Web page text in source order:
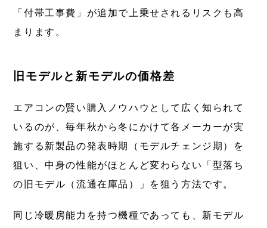
「付帯工事費」が追加で上乗せされるリスクも高
まります。
旧モデルと新モデルの価格差
エアコンの賢い購入ノウハウとして広く知られて
いるのが、毎年秋から冬にかけて各メーカーが実
施する新製品の発表時期（モデルチェンジ期）を
狙い、中身の性能がほとんど変わらない「型落ち
の旧モデル（流通在庫品）」を狙う方法です。
同じ冷暖房能力を持つ機種であっても、新モデル